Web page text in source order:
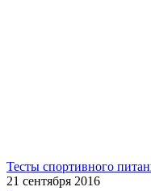
Тесты спортивного
21 сентября 2016